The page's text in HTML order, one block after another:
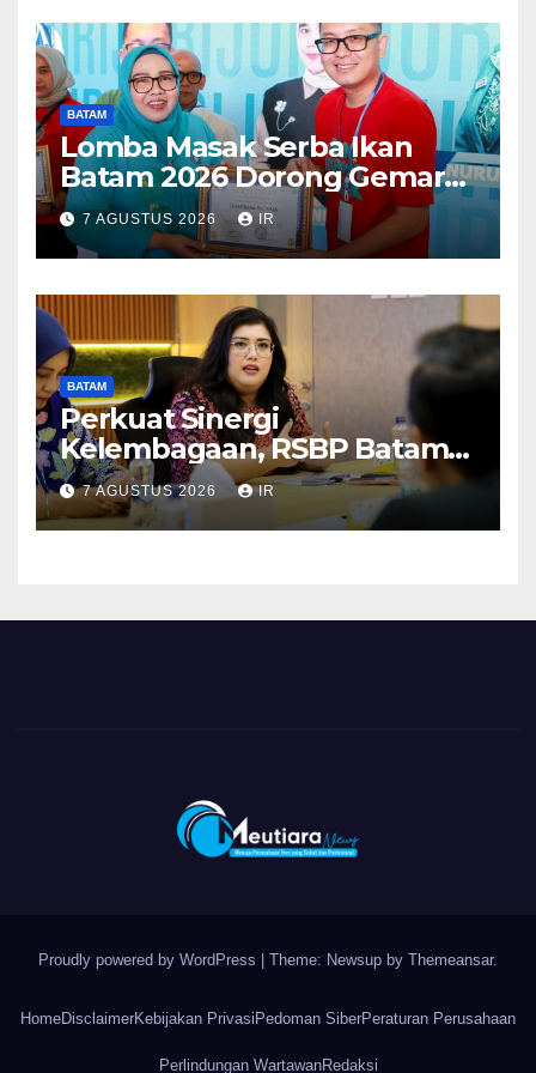
BATAM
Lomba Masak Serba Ikan
Batam 2026 Dorong Gemar
Makan Ikan
7 AGUSTUS 2026 IR
BATAM
Perkuat Sinergi
Kelembagaan, RSBP Batam
dan BPOM Pastikan
Pelayanan dan Ketersediaan
Obat Aman
7 AGUSTUS 2026 IR
Proudly powered by WordPress Theme: Newsup by Themeansar.
HomeDisclaimerKebijakan Privasi Pedoman SiberPeraturan Perusahaan
Perlindungan WartawanRedaksi